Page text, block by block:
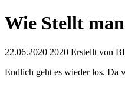
Wie Stellt
22.06.2020 2020 Erstellt von
Endlich geht es wieder los. Da